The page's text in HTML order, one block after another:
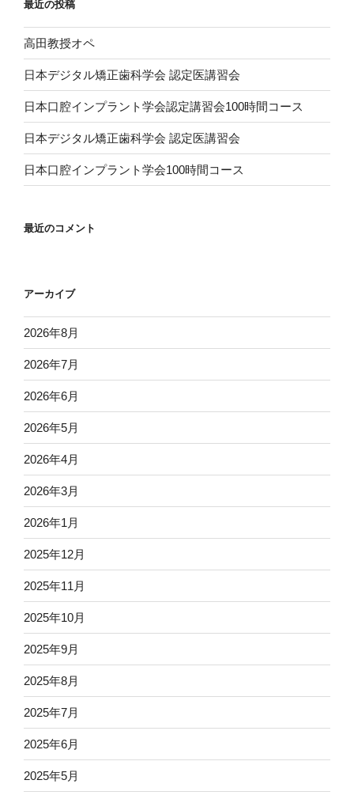
最近の投稿
高田教授オペ
日本デジタル矯正歯科学会 認定医講習会
日本口腔インプラント学会認定講習会100時間コース
日本デジタル矯正歯科学会 認定医講習会
日本口腔インプラント学会100時間コース
最近のコメント
アーカイブ
2026年8月
2026年7月
2026年6月
2026年5月
2026年4月
2026年3月
2026年1月
2025年12月
2025年11月
2025年10月
2025年9月
2025年8月
2025年7月
2025年6月
2025年5月